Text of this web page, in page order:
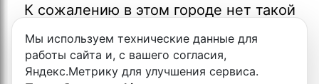
К сожалению в этом городе нет такой
Мы используем технические данные для
работы сайта и, с вашего согласия,
Яндекс.Метрику для улучшения сервиса.